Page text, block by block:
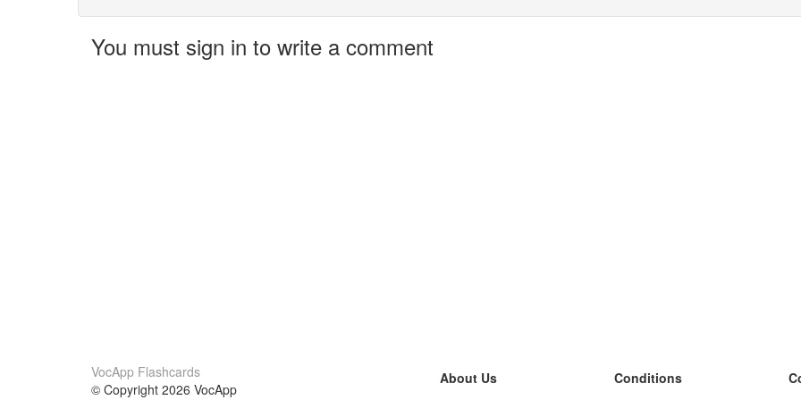
You must sign in to write a comment
VocApp Flashcards
© Copyright 2026 VocApp
About Us
Conditions